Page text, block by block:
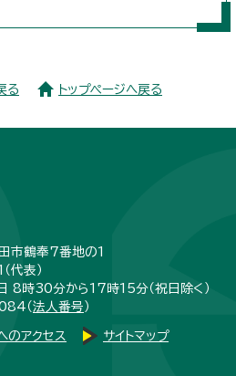
る トップページへ戻る
鶴奉7番地の1
代表）
8時30分から17時15分（祝日除く）
（法人番号 ）
のアクセス
サイトマップ